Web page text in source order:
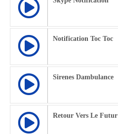
Notification Toc Toc
Sirenes Dambulance
Retour Vers Le Futur